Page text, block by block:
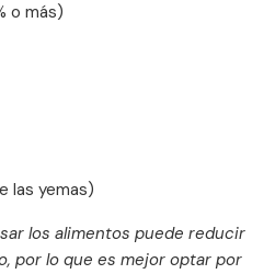
o más)
las yemas)
los alimentos puede reducir
por lo que es mejor optar por